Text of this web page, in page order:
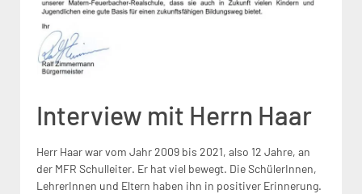
Interview mit Herrn Haar
Herr Haar war vom Jahr 2009 bis 2021, also 12 Jahre, an
der MFR Schulleiter. Er hat viel bewegt. Die SchülerInnen,
LehrerInnen und Eltern haben ihn in positiver Erinnerung.